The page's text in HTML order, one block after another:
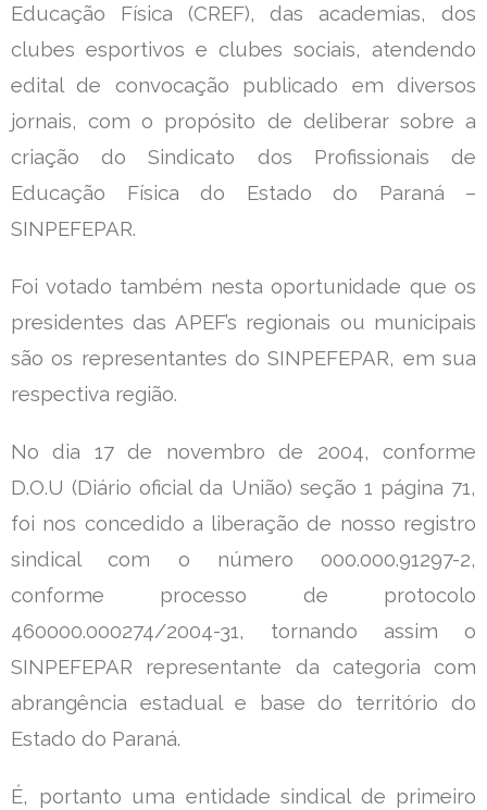
Educação Física (CREF), das academias, dos
clubes esportivos e clubes sociais, atendendo
edital de convocação publicado em diversos
jornais, com o propósito de deliberar sobre a
criação do Sindicato dos Profissionais de
Educação Física do Estado do Paraná –
SINPEFEPAR.
Foi votado também nesta oportunidade que os
presidentes das APEF’s regionais ou municipais
são os representantes do SINPEFEPAR, em sua
respectiva região.
No dia 17 de novembro de 2004, conforme
D.O.U (Diário oficial da União) seção 1 página 71,
foi nos concedido a liberação de nosso registro
sindical com o número 000.000.91297-2,
conforme processo de protocolo
460000.000274/2004-31, tornando assim o
SINPEFEPAR representante da categoria com
abrangência estadual e base do território do
Estado do Paraná.
É, portanto uma entidade sindical de primeiro